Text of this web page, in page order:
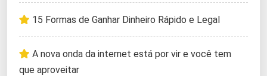
15 Formas de Ganhar Dinheiro Rápido e Legal
A nova onda da internet está por vir e você tem
que aproveitar